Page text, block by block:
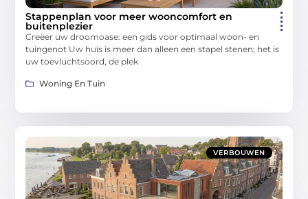
Stappenplan voor meer wooncomfort en
buitenplezier
Creëer uw droomoase: een gids voor optimaal woon- en
tuingenot Uw huis is meer dan alleen een stapel stenen; het is
uw toevluchtsoord, de plek
Woning En Tuin
VERBOUWEN